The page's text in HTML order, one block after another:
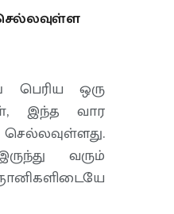
செல்லவுள்ள
பெரிய ஒரு
இந்த வார
செல்லவுள்ளது.
வரும்